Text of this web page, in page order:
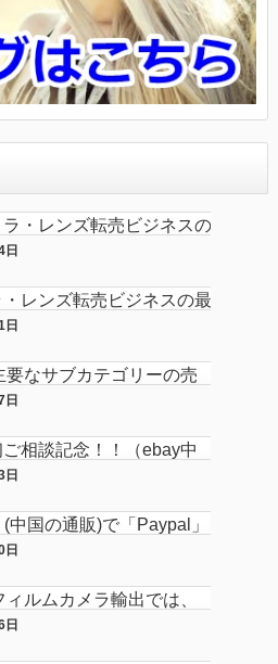
ラ・レンズ転売ビジネスの
ます』のebay輸出会員
レンズ転売ビジネスの最
す…を販売開始し数ヶ月
要なサブカテゴリーの売
ラである件
相談記念！！（ebay中
メラ輸出の相談をお受け
中国の通販)で「Paypal」
してみた
ルムカメラ輸出では、
カメラ」がオススメ…か